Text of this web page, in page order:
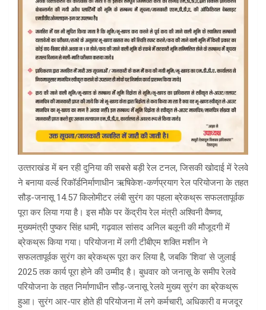
उत्‍तराखंड में बन रही दुनिया की सबसे बड़ी रेल टनल, जिसकी खोदाई में रेलवे
ने बनाया वर्ल्ड रिकॉर्डनिर्माणाधीन ऋषिकेश-कर्णप्रयाग रेल परियोजना के तहत
सौड़-जनासू 14.57 किलोमीटर लंबी सुरंग का पहला ब्रेकथ्रू सफलतापूर्वक
पूरा कर लिया गया है। इस मौके पर केंद्रीय रेल मंत्री अश्विनी वैष्णव,
मुख्यमंत्री पुष्कर सिंह धामी, गढ़वाल सांसद अनिल बलूनी की मौजूदगी में
ब्रेकथ्रू किया गया। परियोजना में लगी टीबीएम शक्ति मशीन ने
सफलतापूर्वक सुरंग का ब्रेकथ्रू पूरा कर लिया है, जबकि ‘शिवा’ से जुलाई
2025 तक कार्य पूरा होने की उम्मीद है। बुधवार को जनासू के समीप रेलवे
परियोजना के तहत निर्माणाधीन सौड़-जनासू रेलवे मुख्य सुरंग का ब्रेकथ्रू
हुआ। सुरंग आर-पार होते ही परियोजना में लगे कर्मचारी, अधिकारी व मजदूर